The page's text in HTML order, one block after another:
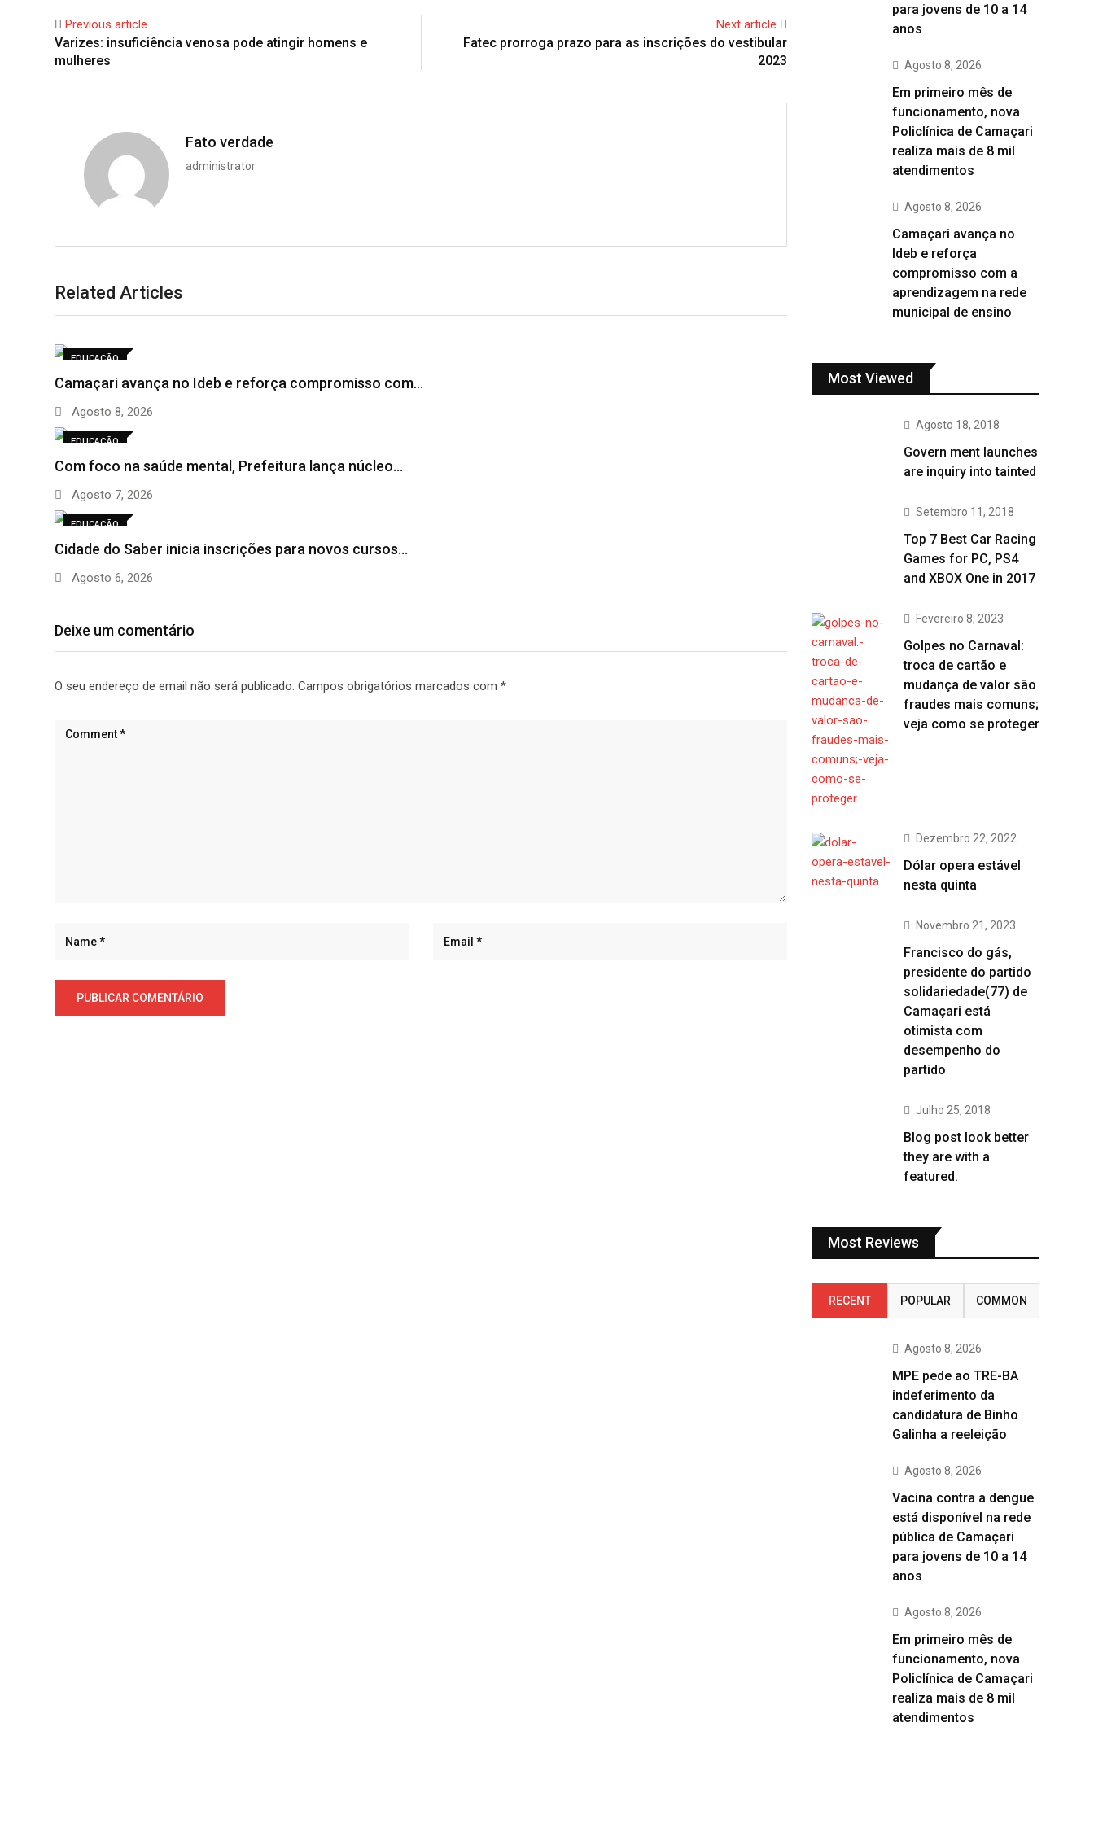
Previous article
Varizes: insuficiência venosa pode atingir homens e
mulheres
Next article
Fatec prorroga prazo para as inscrições do vestibular
2023
Fato verdade
administrator
Related Articles
EDUCAÇÃO
Camaçari avança no Ideb e reforça compromisso com…
Agosto 8, 2026
EDUCAÇÃO
Com foco na saúde mental, Prefeitura lança núcleo…
Agosto 7, 2026
EDUCAÇÃO
Cidade do Saber inicia inscrições para novos cursos…
Agosto 6, 2026
Deixe um comentário
O seu endereço de email não será publicado. Campos obrigatórios marcados com *
para jovens de 10 a 14
anos
Agosto 8, 2026
Em primeiro mês de
funcionamento, nova
Policlínica de Camaçari
realiza mais de 8 mil
atendimentos
Agosto 8, 2026
Camaçari avança no
Ideb e reforça
compromisso com a
aprendizagem na rede
municipal de ensino
Most Viewed
Agosto 18, 2018
Govern ment launches
are inquiry into tainted
Setembro 11, 2018
Top 7 Best Car Racing
Games for PC, PS4
and XBOX One in 2017
Fevereiro 8, 2023
Golpes no Carnaval:
troca de cartão e
mudança de valor são
fraudes mais comuns;
veja como se proteger
Dezembro 22, 2022
Dólar opera estável
nesta quinta
Novembro 21, 2023
Francisco do gás,
presidente do partido
solidariedade(77) de
Camaçari está
otimista com
desempenho do
partido
Julho 25, 2018
Blog post look better
they are with a
featured.
Most Reviews
RECENT POPULAR COMMON
Agosto 8, 2026
MPE pede ao TRE-BA
indeferimento da
candidatura de Binho
Galinha a reeleição
Agosto 8, 2026
Vacina contra a dengue
está disponível na rede
pública de Camaçari
para jovens de 10 a 14
anos
Agosto 8, 2026
Em primeiro mês de
funcionamento, nova
Policlínica de Camaçari
realiza mais de 8 mil
atendimentos